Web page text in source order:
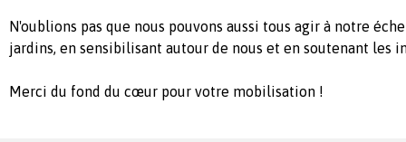
N'oublions pas que nous pouvons aussi tous agir à notre
jardins, en sensibilisant autour de nous et en soutenant les
Merci du fond du cœur pour votre mobilisation !